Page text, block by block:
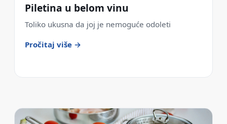
Piletina u belom vinu
Toliko ukusna da joj je nemoguće odoleti
Pročitaj više →